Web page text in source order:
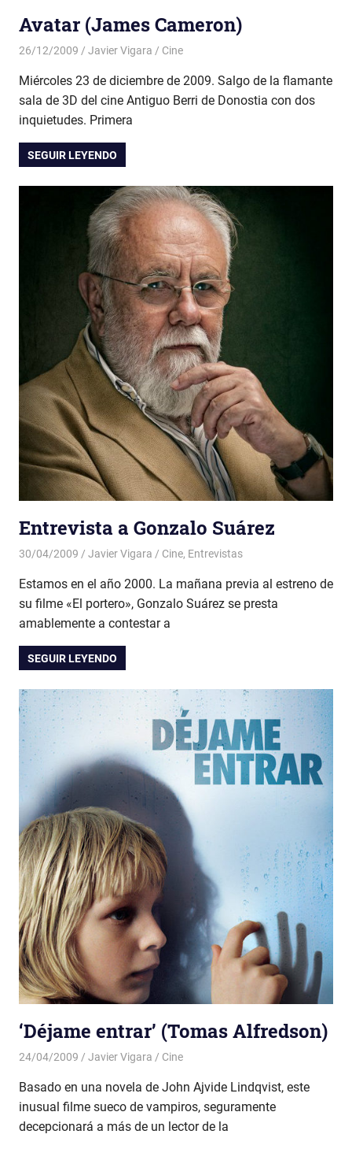
Avatar (James Cameron)
26/12/2009 Javier Vigara Cine
Miércoles 23 de diciembre de 2009. Salgo de la flamante
sala de 3D del cine Antiguo Berri de Donostia con dos
inquietudes. Primera
SEGUIR LEYENDO
Entrevista a Gonzalo Suárez
30/04/2009 Javier Vigara Cine, Entrevistas
Estamos en el año 2000. La mañana previa al estreno de
su filme «El portero», Gonzalo Suárez se presta
amablemente a contestar a
SEGUIR LEYENDO
‘Déjame entrar’ (Tomas Alfredson)
24/04/2009 Javier Vigara Cine
Basado en una novela de John Ajvide Lindqvist, este
inusual filme sueco de vampiros, seguramente
decepcionará a más de un lector de la